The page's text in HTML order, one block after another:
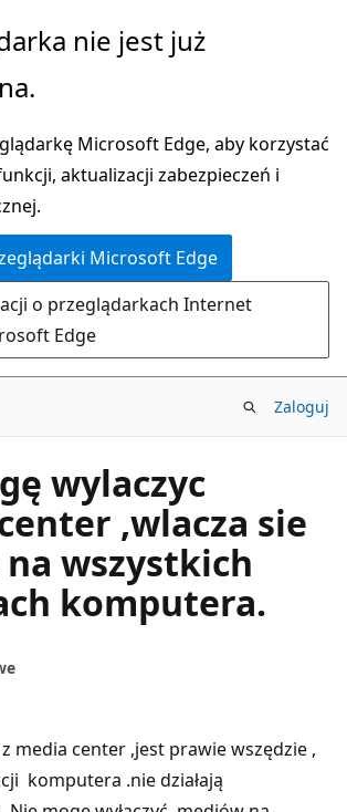
nie jest już
Microsoft Edge, aby korzystać
aktualizacji zabezpieczeń i
Microsoft Edge
o przeglądarkach Internet
Edge
Zaloguj
wylaczyc
,wlacza sie
wszystkich
komputera.
media center ,jest prawie wszędzie ,
komputera .nie działają